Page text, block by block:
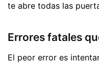
te abre todas las
Errores fatales
El peor error es